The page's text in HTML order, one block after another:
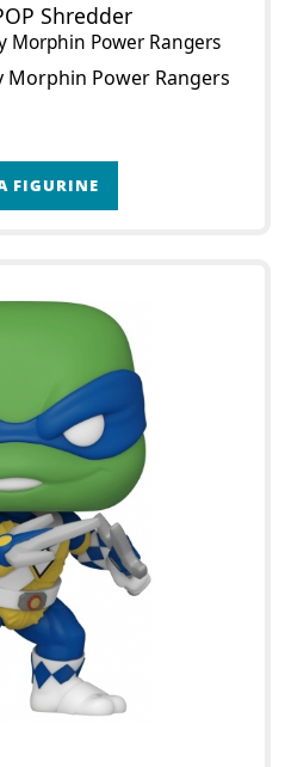
Shredder
Morphin Power Rangers
Morphin Power Rangers
FIGURINE